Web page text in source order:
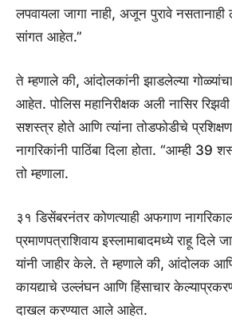
लपवायला जागा नाही, अजून पुरावे
सांगत आहेत.”
ते म्हणाले की, आंदोलकांनी झाडलेल्या
आहेत. पोलिस महानिरीक्षक अली नासिर
सशस्त्र होते आणि त्यांना तोडफोडीचे
नागरिकांनी पाठिंबा दिला होता. “आम्ही
तो म्हणाला.
३१ डिसेंबरनंतर कोणत्याही अफगाण
प्रमाणपत्राशिवाय इस्लामाबादमध्ये राहू दिले
यांनी जाहीर केले. ते म्हणाले की, आंदोलक आणि
कायद्याचे उल्लंघन आणि हिंसाचार
दाखल करण्यात आले आहेत.